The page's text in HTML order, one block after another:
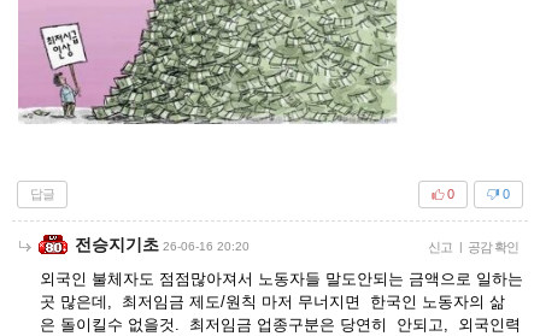
답글 0
0
전승지기초 26-06-16 20:20 신고 | 공감 확인
외국인 불체자도 점점많아져서 노동자들 말도안되는 금액으로 일하는
곳 많은데, 최저임금 제도/원칙 마저 무너지면 한국인 노동자의 삶
은 돌이킬수 없을것. 최저임금 업종구분은 당연히 안되고, 외국인력